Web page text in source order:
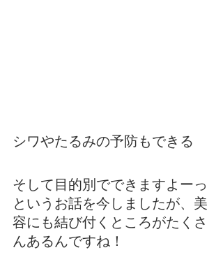
シワやたるみの予防もできる
そして目的別でできますよーっ
というお話を今しましたが、美
容にも結び付くところがたくさ
んあるんですね！